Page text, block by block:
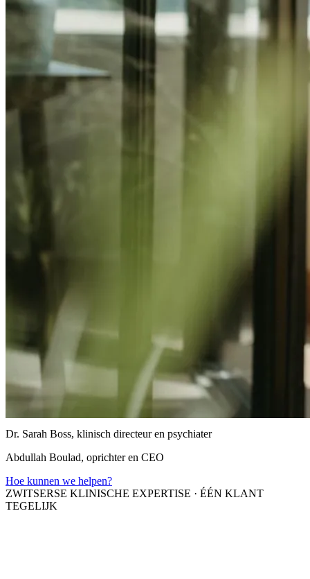
Dr. Sarah Boss, klinisch directeur en psychiater
Abdullah Boulad, oprichter en CEO
Hoe kunnen we helpen?
ZWITSERSE KLINISCHE EXPERTISE · ÉÉN KLANT
TEGELIJK